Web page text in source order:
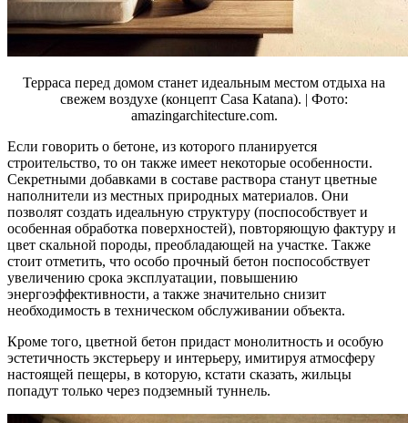
Терраса перед домом станет идеальным местом отдыха на
свежем воздухе (концепт Casa Katana). | Фото:
amazingarchitecture.com.
Если говорить о бетоне, из которого планируется
строительство, то он также имеет некоторые особенности.
Секретными добавками в составе раствора станут цветные
наполнители из местных природных материалов. Они
позволят создать идеальную структуру (поспособствует и
особенная обработка поверхностей), повторяющую фактуру и
цвет скальной породы, преобладающей на участке. Также
стоит отметить, что особо прочный бетон поспособствует
увеличению срока эксплуатации, повышению
энергоэффективности, а также значительно снизит
необходимость в техническом обслуживании объекта.
Кроме того, цветной бетон придаст монолитность и особую
эстетичность экстерьеру и интерьеру, имитируя атмосферу
настоящей пещеры, в которую, кстати сказать, жильцы
попадут только через подземный туннель.